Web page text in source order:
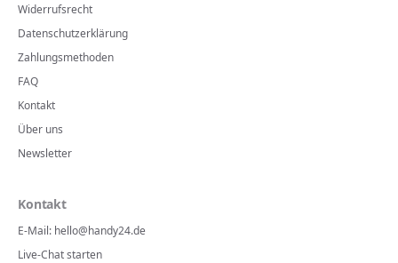
Widerrufsrecht
Datenschutzerklärung
Zahlungsmethoden
FAQ
Kontakt
Über uns
Newsletter
Kontakt
E-Mail: hello@handy24.de
Live-Chat starten